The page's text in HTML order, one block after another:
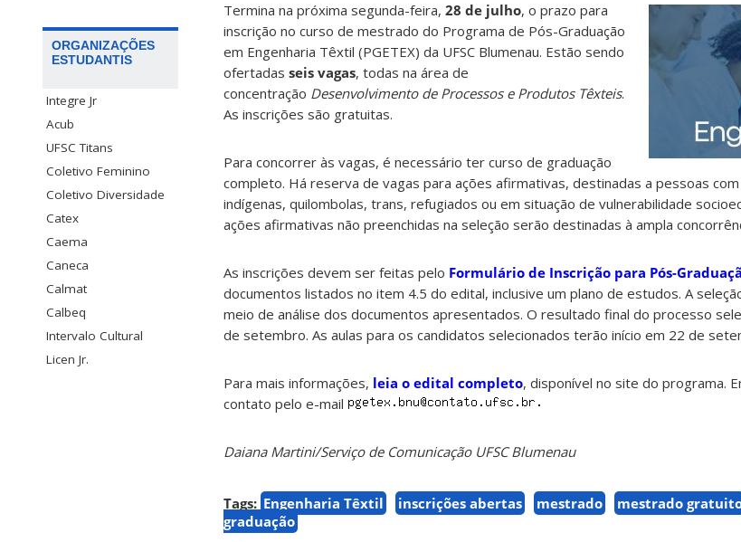
ORGANIZAÇÕES
ESTUDANTIS
Integre Jr
Acub
UFSC Titans
Coletivo Feminino
Coletivo Diversidade
Catex
Caema
Caneca
Calmat
Calbeq
Intervalo Cultural
Licen Jr.
Termina na próxima segunda-feira, 28 de julho, o prazo para
inscrição no curso de mestrado do Programa de Pós-Graduação
em Engenharia Têxtil (PGETEX) da UFSC Blumenau. Estão sendo
ofertadas seis vagas, todas na área de
concentração Desenvolvimento de Processos e Produtos Têxteis.
As inscrições são gratuitas.
Para concorrer às vagas, é necessário ter curso de graduação
completo. Há reserva de vagas para ações afirmativas, destinadas a pessoas
indígenas, quilombolas, trans, refugiados ou em situação de vulnerabilidade
ações afirmativas não preenchidas na seleção serão destinadas à ampla
As inscrições devem ser feitas pelo Formulário de Inscrição para Pós-
documentos listados no item 4.5 do edital, inclusive um plano de estudos. A
meio de análise dos documentos apresentados. O resultado final do processo
de setembro. As aulas para os candidatos selecionados terão início em 22 de
Para mais informações, leia o edital completo, disponível no site do programa.
contato pelo e-mail
Daiana Martini/Serviço de Comunicação UFSC Blumenau
Tags: Engenharia Têxtil inscrições abertas mestrado mestrado
graduação